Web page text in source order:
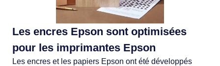
Les encres Epson sont optimisées
pour les imprimantes Epson
Les encres et les papiers Epson ont été développés